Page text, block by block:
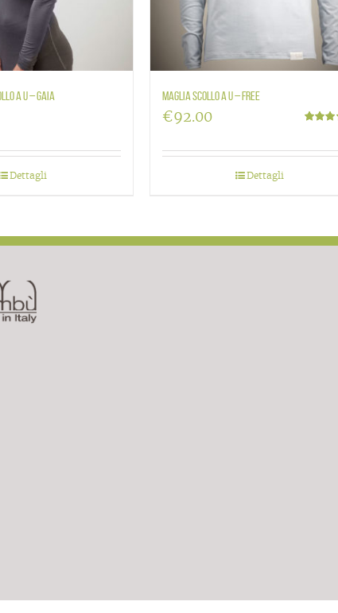
a U – Gaia
Dettagli
Maglia scollo a U – Free
€92.00
Dettagli